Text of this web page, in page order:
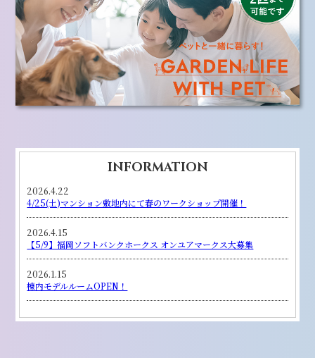
INFORMATION
2026.4.22
4/25(土)マンション敷地内にて春のワークショップ開催！
2026.4.15
【5/9】福岡ソフトバンクホークス オンユアマークス大募集
2026.1.15
棟内モデルルームOPEN！
2025.12.18